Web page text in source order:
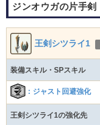
ジンオウガの片手剣
王剣シツライ1
装備スキル・SPスキル
：ジャスト回避強化
王剣シツライ1の強化先